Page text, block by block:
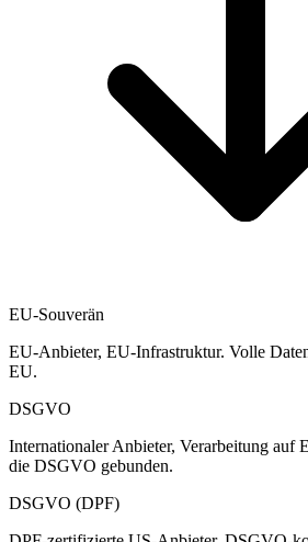
EU-Souverän
EU-Anbieter, EU-Infrastruktur. Volle
EU.
DSGVO
Internationaler Anbieter, Verarbeitung auf
die DSGVO gebunden.
DSGVO (DPF)